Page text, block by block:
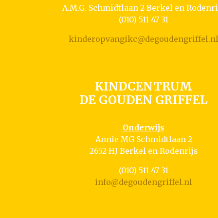
A.M.G. Schmidtlaan 2 Berkel en
(010) 511 47 31
KINDCENTRUM
DE GOUDEN GRIFFEL
Onderwijs
Annie MG Schmidtlaan 2
2652 HJ Berkel en Rodenrijs
(010) 511 47 31
info@degoudengriffel.nl